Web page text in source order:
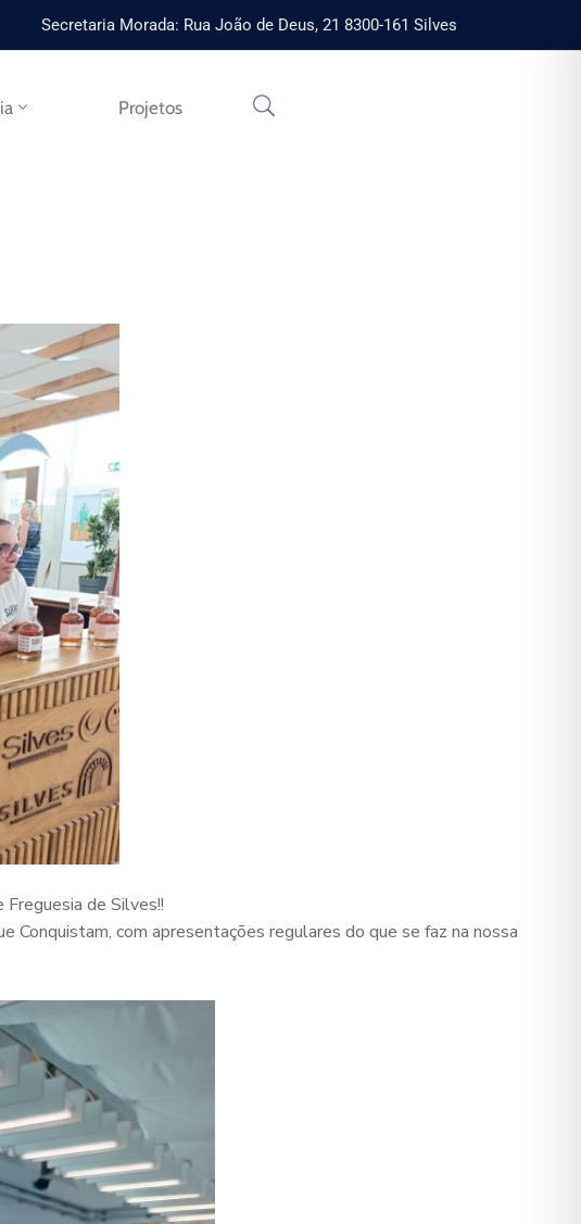
Secretaria Morada: Rua João de Deus, 21 8300-161 Silves
Projetos
de Silves!!
com apresentações regulares do que se faz na nossa